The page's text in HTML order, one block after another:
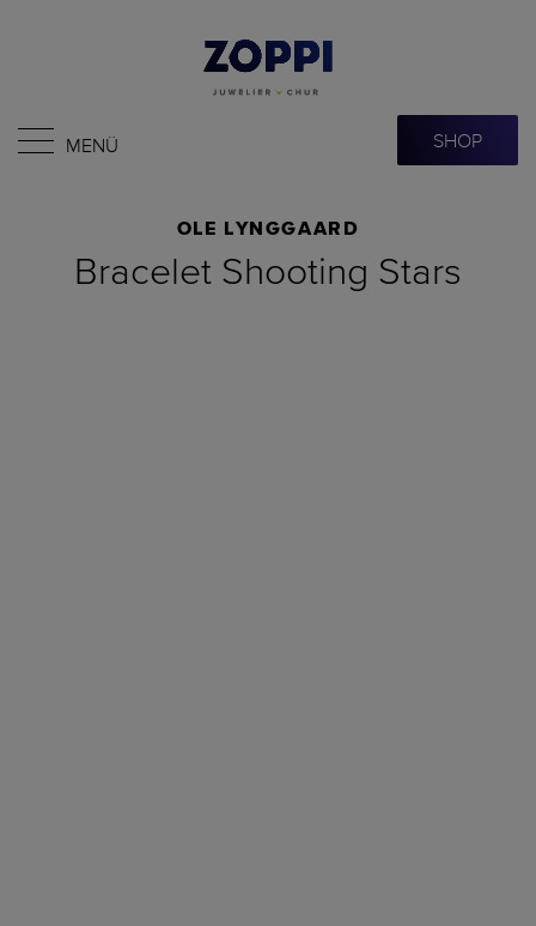
MENÜ SHOP
OLE LYNGGAARD
Bracelet Shooting Stars